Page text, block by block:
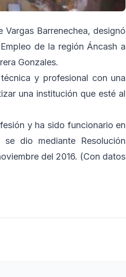
Barrenechea, designó
de la región Áncash a
Gonzales.
y profesional con una
una institución que esté al
y ha sido funcionario en
dio mediante Resolución
del 2016. (Con datos